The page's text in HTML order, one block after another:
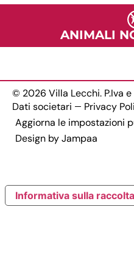
ANIMALI
© 2026 Villa Lecchi. P.Iva
Dati societari
Privacy
Aggiorna le impostazioni
Design by Jampaa
Informativa sulla raccolta